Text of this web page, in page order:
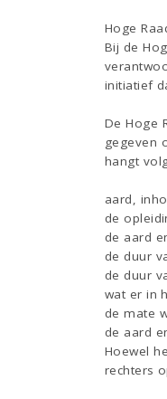
Hoge
Bij de
initiatief
De Hoge
gegeven
hangt
aard,
de
de aard
de duur
de duur
wat er in
de mate
de aard
Hoewel
rechters